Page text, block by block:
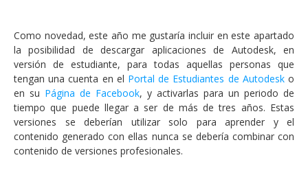
Como novedad, este año me gustaría incluir en este apartado
la posibilidad de descargar aplicaciones de Autodesk, en
versión de estudiante, para todas aquellas personas que
tengan una cuenta en el Portal de Estudiantes de Autodesko
en su Página de Facebook, y activarlas para un periodo de
tiempo que puede llegar a ser de más de tres años. Estas
versiones se deberían utilizar solo para aprender y el
contenido generado con ellas nunca se debería combinar con
contenido de versiones profesionales.